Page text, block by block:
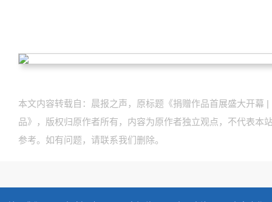
本文内容转载自：晨报之声，原标题《捐赠作品首展盛大开幕
品》，版权归原作者所有，内容为原作者独立观点，不代表本
参考。如有问题，请联系我们删除。